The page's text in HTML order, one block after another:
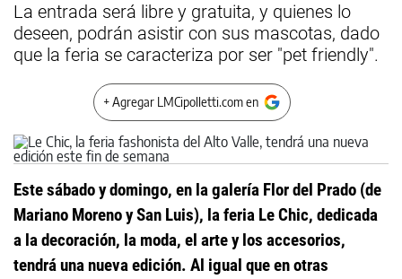
La entrada será libre y gratuita, y quienes lo
deseen, podrán asistir con sus mascotas, dado
que la feria se caracteriza por ser "pet friendly".
+ Agregar LMCipolletti.com en
Este sábado y domingo, en la galería Flor del Prado (de
Mariano Moreno y San Luis), la feria Le Chic, dedicada
a la decoración, la moda, el arte y los accesorios,
tendrá una nueva edición. Al igual que en otras